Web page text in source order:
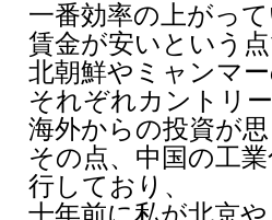
一番効率の上がっ
賃金が安いという
北朝鮮やミャンマ
それぞれカントリ
海外からの投資が
その点、中国の工
行しており、